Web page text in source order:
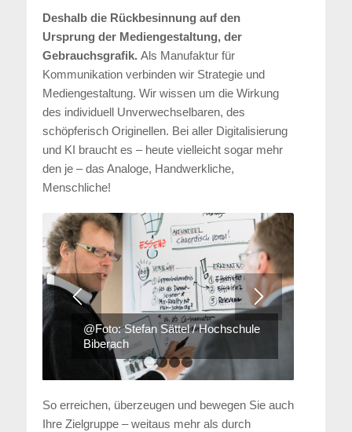
Deshalb die Rückbesinnung auf den
Ursprung der Mediengestaltung, der
Gebrauchsgrafik. Als Manufaktur für
Kommunikation verbinden wir Strategie und
Mediengestaltung. Wir wissen um die Wirkung
des individuell Unverwechselbaren, des
schöpferisch Originellen. Bei aller Digitalisierung
und KI braucht es – heute vielleicht sogar mehr
den je – das Analoge, Handwerkliche,
Menschliche!
@Foto: Stefan Sättel / Hochschule
Biberach
So erreichen, überzeugen und bewegen Sie auch
Ihre Zielgruppe – weitaus mehr als durch